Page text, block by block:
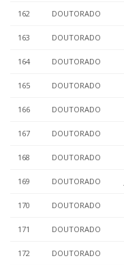
162 DOUTORADO
163 DOUTORADO
164 DOUTORADO
165 DOUTORADO
166 DOUTORADO
167 DOUTORADO
168 DOUTORADO
169 DOUTORADO
170 DOUTORADO
171 DOUTORADO
172 DOUTORADO